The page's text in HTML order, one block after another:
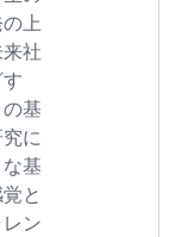
上
社
基
に
基
と
ン